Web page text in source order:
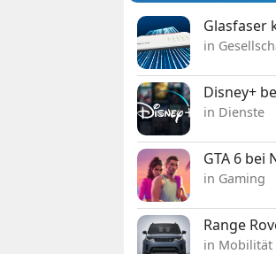
Glasfaser
in
Disney+
in Dienste
GTA 6 bei
in Gaming
Range
in Mobilität